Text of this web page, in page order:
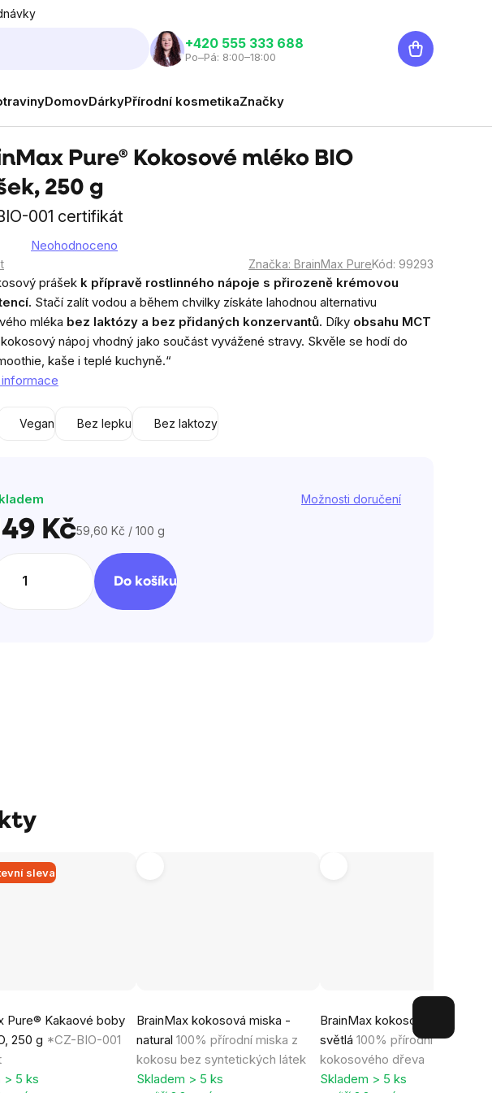
‭+420 555 333 688
Po–Pá: 8:00–18:00
Nákupní
košík
DomovDárkyPřírodní kosmetikaZnačky
Pure® Kokosové mléko BIO
250 g
001 certifikát
Neohodnoceno
Značka: BrainMax PureKód: 99293
prášek k přípravě rostlinného nápoje s přirozeně krémovou
Stačí zalít vodou a během chvilky získáte lahodnou alternativu
mléka bez laktózy a bez přidaných konzervantů. Díky obsahu MCT
nápoj vhodný jako součást vyvážené stravy. Skvěle se hodí do
kaše i teplé kuchyně.“
Vegan Bez lepku Bez laktozy
Možnosti doručení
KčMěrná
cena:
59,60 Kč / 100 g
Do košíku
sleva
Pure® Kakaové boby
250 g *CZ-BIO-001
> 5 ks
BrainMax kokosová miska -
natural 100% přírodní miska z
kokosu bez syntetických látek
hodnocení
produktu
je
4,8
Skladem > 5 ks
BrainMax kokosová lžíce -
světlá 100% přírodní lžíce z
kokosového dřeva
hodnocení
produktu
je
5,0
Skladem > 5 ks